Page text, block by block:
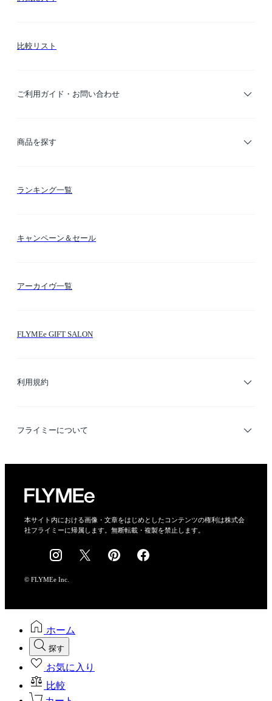
比較リスト
ご利用ガイド・お問い合わせ
ご利用ガイド
商品を探す
カテゴリー検索
ランキング一覧
キャンペーン＆セール
アーカイヴ一覧
FLYMEe GIFT SALON
利用規約
利用規約
フライミーについて
会社概要
採用情報
本サイト内における画像・文章をはじめとしたコンテンツの権利は株式会
社フライミーに帰属します。無断転載・複製を禁止します。
© FLYMEe Inc.
ホーム
探す
お気に入り
比較